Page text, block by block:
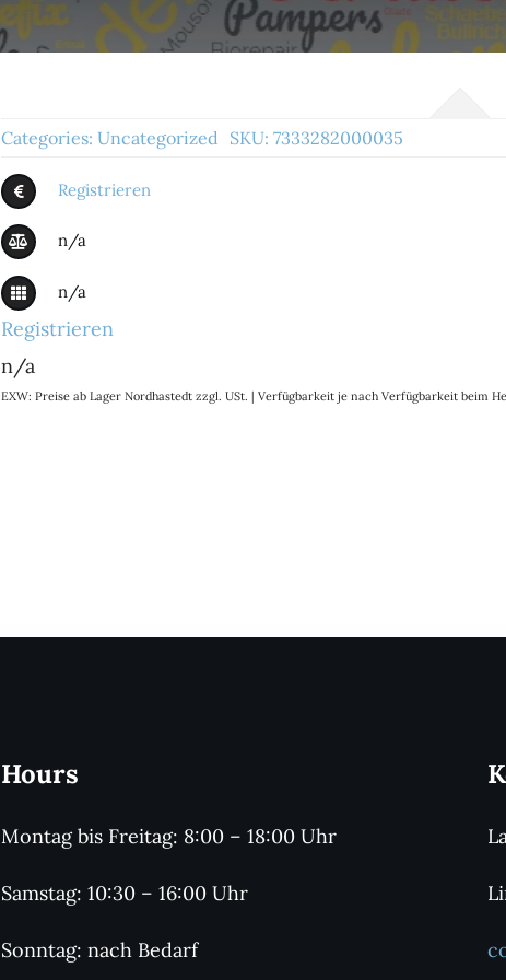
Categories:Uncategorized SKU:7333282000035
Registrieren
n/a
n/a
Registrieren
n/a
EXW: Preise ab Lager Nordhastedt zzgl. USt. | Verfügbarkeit je nach Verfügbarkeit beim
Hours
Montag bis Freitag: 8:00 – 18:00 Uhr
Samstag: 10:30 – 16:00 Uhr
Sonntag: nach Bedarf